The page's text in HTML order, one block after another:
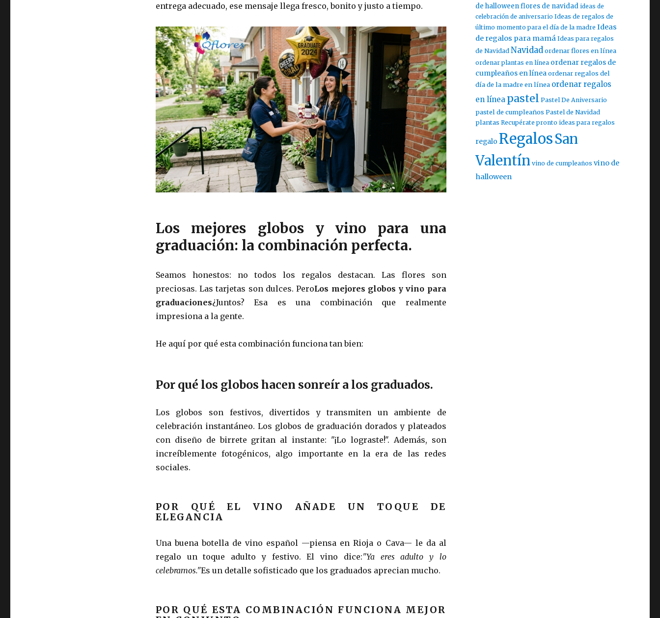
entrega adecuado, ese mensaje llega fresco, bonito y justo a tiempo.
Los mejores globos y vino para una
graduación: la combinación perfecta.
Seamos honestos: no todos los regalos destacan. Las flores son
preciosas. Las tarjetas son dulces. PeroLos mejores globos y vino para
graduaciones¿Juntos? Esa es una combinación que realmente
impresiona a la gente.
He aquí por qué esta combinación funciona tan bien:
Por qué los globos hacen sonreír a los graduados.
Los globos son festivos, divertidos y transmiten un ambiente de
celebración instantáneo. Los globos de graduación dorados y plateados
con diseño de birrete gritan al instante: "¡Lo lograste!". Además, son
increíblemente fotogénicos, algo importante en la era de las redes
sociales.
POR QUÉ EL VINO AÑADE UN TOQUE DE
ELEGANCIA
Una buena botella de vino español —piensa en Rioja o Cava— le da al
regalo un toque adulto y festivo. El vino dice:"Ya eres adulto y lo
celebramos."Es un detalle sofisticado que los graduados aprecian mucho.
POR QUÉ ESTA COMBINACIÓN FUNCIONA MEJOR
de halloweenflores de navidad ideas de
celebración de aniversario Ideas de regalos de
último momento para el día de la madre Ideas
de regalos para mamá Ideas para regalos
de Navidad Navidadordenar flores en línea
ordenar plantas en línea ordenar regalos de
cumpleaños en línea ordenar regalos del
día de la madre en línea ordenar regalos
en línea pastel Pastel De Aniversario
pastel de cumpleaños Pastel de Navidad
plantas Recupérate pronto ideas para regalos
regalo RegalosSan
Valentín vino de cumpleaños vino de
halloween